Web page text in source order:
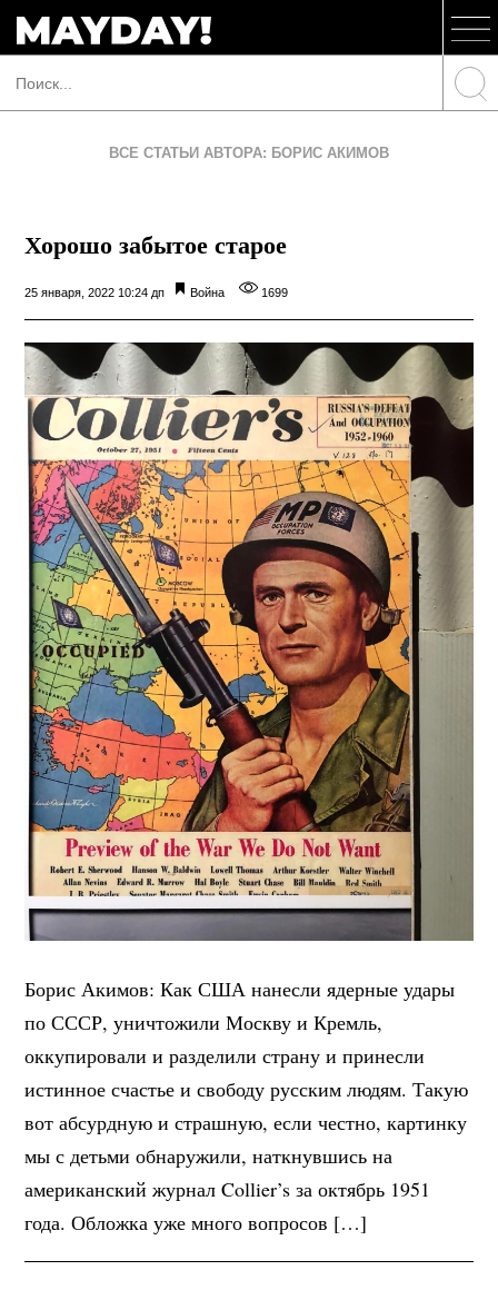
ВСЕ СТАТЬИ АВТОРА: БОРИС АКИМОВ
Хорошо забытое старое
25 января, 2022 10:24 дп Война 1699
Борис Акимов: Как США нанесли ядерные удары
по СССР, уничтожили Москву и Кремль,
оккупировали и разделили страну и принесли
истинное счастье и свободу русским людям. Такую
вот абсурдную и страшную, если честно, картинку
мы с детьми обнаружили, наткнувшись на
американский журнал Collier’s за октябрь 1951
года. Обложка уже много вопросов […]